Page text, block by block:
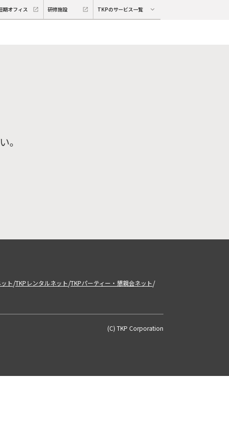
期オフィス 研修施設 TKPのサービス一覧
。
ト/TKPレンタルネット/TKPパーティー・懇親会ネット/
(C) TKP Corporation